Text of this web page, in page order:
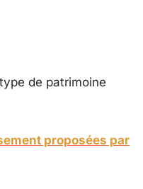
de patrimoine
proposées par